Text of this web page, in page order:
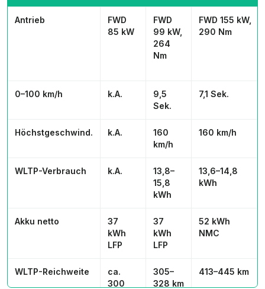
Antrieb
FWD
85 kW
FWD
99 kW,
264
Nm
FWD 155 kW,
290 Nm
0–100 km/h k.A.
9,5
Sek.
7,1 Sek.
Höchstgeschwind. k.A.
160
km/h
160 km/h
WLTP-Verbrauch k.A.
13,8–
15,8
kWh
13,6–14,8
kWh
Akku netto
37
kWh
LFP
37
kWh
LFP
52 kWh
NMC
WLTP-Reichweite
ca.
300
305–
328 km
413–445 km